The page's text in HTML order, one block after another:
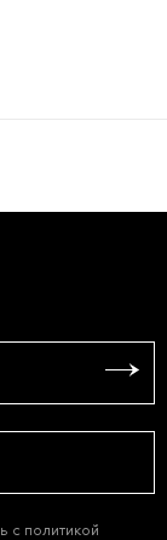
с политикой